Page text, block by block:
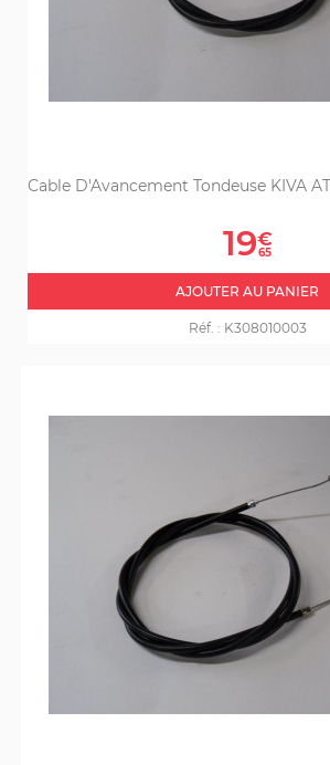
Cable D'Avancement Tondeuse KIVA
Prix
19€
65
AJOUTER AU PANIER
Réf. : K308010003